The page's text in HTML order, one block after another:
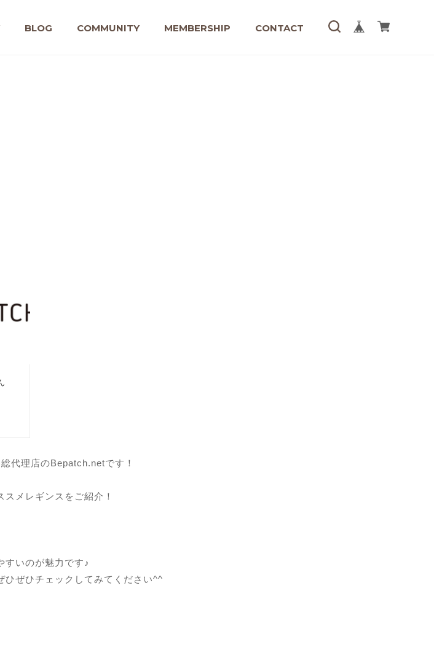
BLOG COMMUNITY MEMBERSHIP CONTACT
総代理店のBepatch.netです！
メレギンスをご紹介！
すいのが魅力です♪
ひぜひチェックしてみてください^^